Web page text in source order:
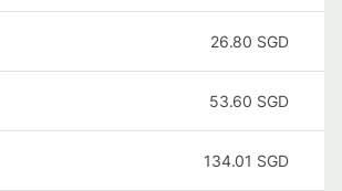
26.80 SGD
53.60 SGD
134.01 SGD